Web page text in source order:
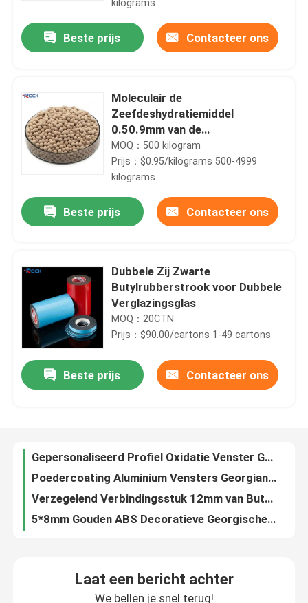
Huis
Ongeveer ons
Fabrieksreis
Contacteer ons
Verzoek om een Citaat
Warm Edge afstandsstuk
kilograms
Beste prijs Contacteer ons
Moleculair de
Zeefdeshydratiemiddel
0.50.9mm van de
Aardgasdehydratie 3A
MOQ：500 kilogram
Prijs：$0.95/kilograms 500-4999
kilograms
Beste prijs Contacteer ons
Dubbele Zij Zwarte
Butylrubberstrook voor Dubbele
Verglazingsglas
MOQ：20CTN
Prijs：$90.00/cartons 1-49 cartons
Beste prijs Contacteer ons
Gepersonaliseerd Profiel Oxidatie Venster Georgian Bar Decoratie
UPVC-het Verbindingsstukbar van het Vensteraluminium met Witte of Zwarte Butyl Band
7*16mm Bars van de de Hardware Georgische Verglazing van de Vensters de Georgische Bar Decoratieve
6A-40A Bars van het aluminium Butyl Verbindingsstuk voor Dubbele Verglaasde Eenheden
Zwarte Gray White Plastic Corner Connector-Sleutel voor de Bars van het Aluminiumverbindingsstuk
Laat een bericht achter
We bellen je snel terug!